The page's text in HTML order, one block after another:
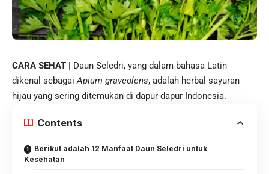
CARA SEHAT | Daun Seledri, yang dalam bahasa Latin
dikenal sebagaiApium graveolens, adalah herbal sayuran
hijau yang sering ditemukan di dapur-dapur Indonesia.
Contents
Berikut adalah 12 Manfaat Daun Seledri untuk
Kesehatan